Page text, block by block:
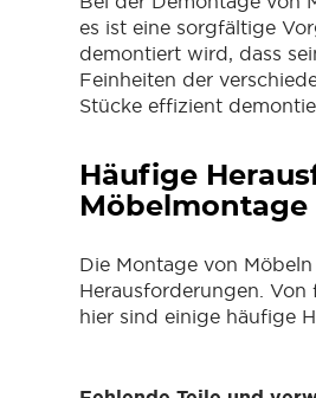
es ist eine sorgfältige
demontiert wird, dass
Feinheiten der
Stücke effizient
Häufige
Möbelmontage
Die Montage von
Herausforderungen.
hier sind einige häufige